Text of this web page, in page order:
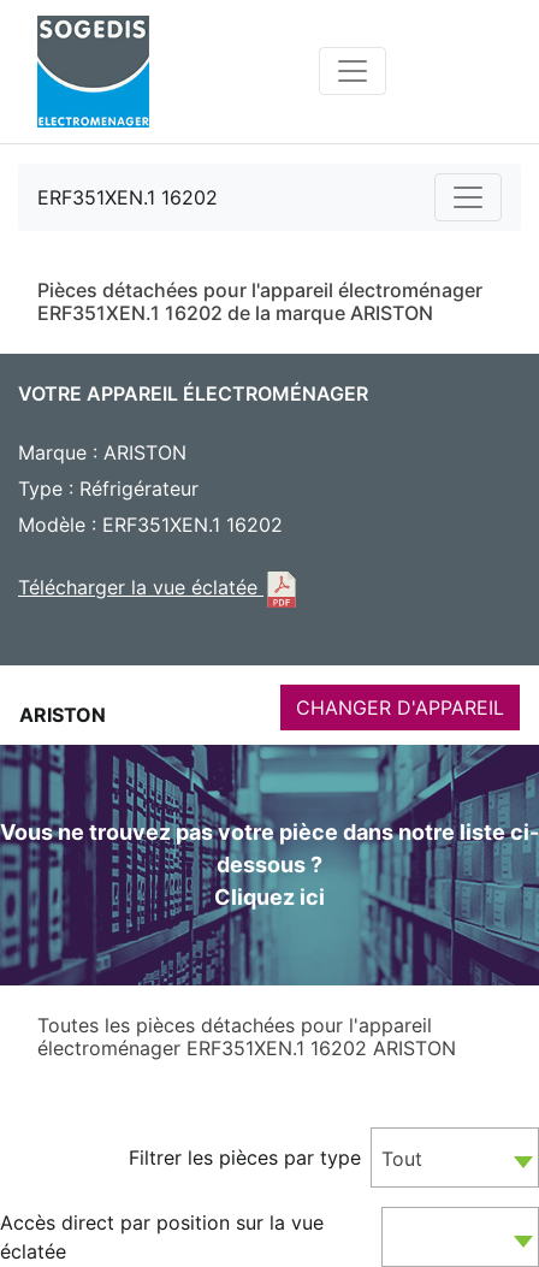
ERF351XEN.1 16202
Pièces détachées pour l'appareil électroménager
ERF351XEN.1 16202 de la marque ARISTON
VOTRE APPAREIL ÉLECTROMÉNAGER
Marque : ARISTON
Type : Réfrigérateur
Modèle : ERF351XEN.1 16202
Télécharger la vue éclatée
ARISTON CHANGER D'APPAREIL
Vous ne trouvez pas votre pièce dans notre liste ci-
dessous ?
Cliquez ici
Toutes les pièces détachées pour l'appareil
électroménager ERF351XEN.1 16202 ARISTON
Filtrer les pièces par type Tout
Accès direct par position sur la vue
éclatée